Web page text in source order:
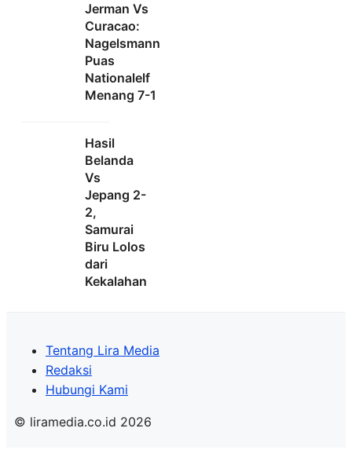
Jerman Vs
Curacao:
Nagelsmann
Puas
Nationalelf
Menang 7-1
Hasil
Belanda
Vs
Jepang 2-
2,
Samurai
Biru Lolos
dari
Kekalahan
Tentang Lira Media
Redaksi
Hubungi Kami
© liramedia.co.id 2026